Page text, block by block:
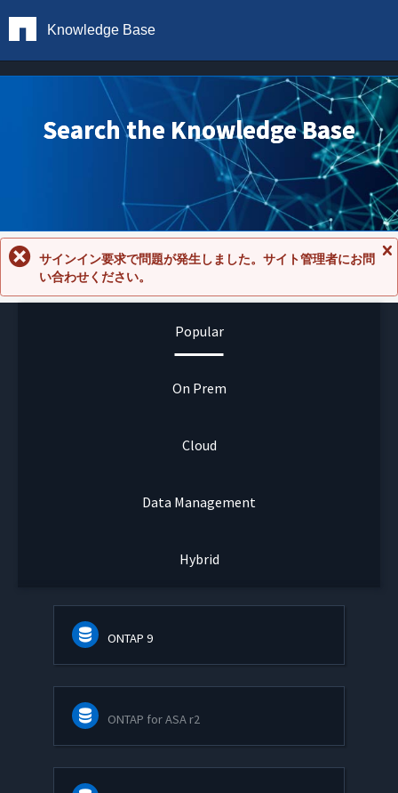
Knowledge Base
Search the Knowledge Base
セ
サインイン要求で問題が発生しました。サイト管理者にお問
い合わせください。
Popular
On Prem
Cloud
Data Management
Hybrid
ONTAP 9
ONTAP for ASA r2